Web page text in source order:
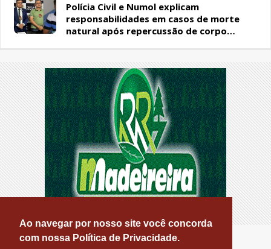
Ao navegar por nosso site você concorda
com nossa Política de Privacidade.
Polícia Civil e Numol explicam
responsabilidades em casos de morte
natural após repercussão de corpo